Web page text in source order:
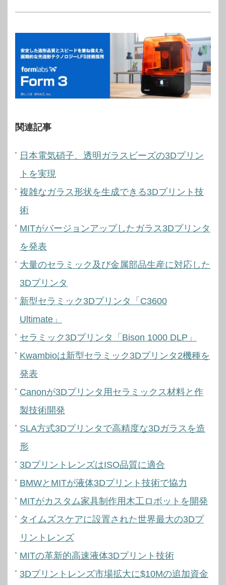
関連記事
日本電気硝子、透明ガラスビーズの3Dプリン
トを実現
複雑なガラス形状を生成できる3Dプリント技
術
MITがバージョンアップしたガラス3Dプリンタ
を発表
大量のセラミック及び金属部品生産に対応した
3Dプリンタ
新型セラミック3Dプリンタ「C3600
Ultimate」
セラミック3Dプリンタ「Bison 1000 DLP」
Kwambioは新型セラミック3Dプリンタ2機種を
発表
Canonが3Dプリンタ用セラミックス材料と作
製技術開発
SLA方式3Dプリンタで高精度な3Dガラスを造
形
3DプリントレンズはISO品質に適合
BMWとMITが液体3Dプリント技術で協力
MITがカスタム家具制作用木工ロボットを開発
タイムズスケアに設置された世界最大の3Dプ
リントレンズ
MITの革新的高速液体3Dプリント技術
3Dプリントレンズ市場拡大に$10Mの追加資金